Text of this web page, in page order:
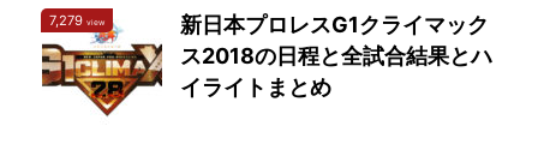
7,279 view
新日本プロレスG1クライマック
ス2018の日程と全試合結果とハ
イライトまとめ